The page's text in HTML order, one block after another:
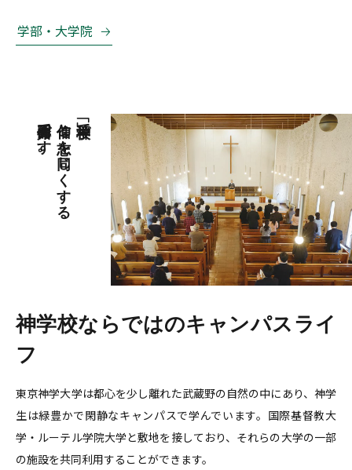
学部・大学院
「神学校」で、
信仰と志を同じくする
召命共同体です。
神学校ならではのキャンパスライ
フ
東京神学大学は都心を少し離れた武蔵野の自然の中にあり、神学
生は緑豊かで閑静なキャンパスで学んでいます。国際基督教大
学・ルーテル学院大学と敷地を接しており、それらの大学の一部
の施設を共同利用することができます。